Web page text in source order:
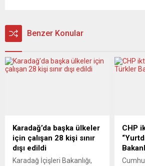
Benzer Konular
Karadağ’da başka ülkeler
için çalışan 28 kişi sınır
dışı edildi
Karadağ İçişleri Bakanlığı,
CHP